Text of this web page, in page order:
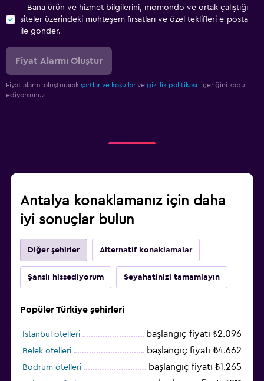
Bana ürün ve hizmet bilgilerini, momondo ve ortak çalıştığı
siteler üzerindeki muhteşem fırsatları ve özel teklifleri e-posta
ile gönder.
Fiyat Alarmı Oluştur
Fiyat alarmı oluşturarak şartlar ve koşullar ve gizlilik politikası.
içeriğini kabul
ediyorsunuz
Antalya konaklamanız için daha
iyi sonuçlar bulun
Diğer şehirler Alternatif konaklamalar
Şanslı hissediyorum Seyahatinizi tamamlayın
Popüler Türkiye şehirleri
İstanbul otelleri başlangıç fiyatı ₺2.096
Belek otelleri başlangıç fiyatı ₺4.662
Bodrum otelleri başlangıç fiyatı ₺1.265